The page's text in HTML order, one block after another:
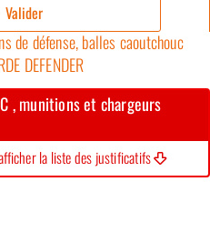
Valider
de défense, balles caoutchouc
DEFENDER
, munitions et chargeurs
la liste des justificatifs